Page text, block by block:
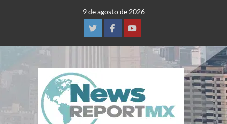
9 de agosto de 2026
TwitterFacebookYoutube